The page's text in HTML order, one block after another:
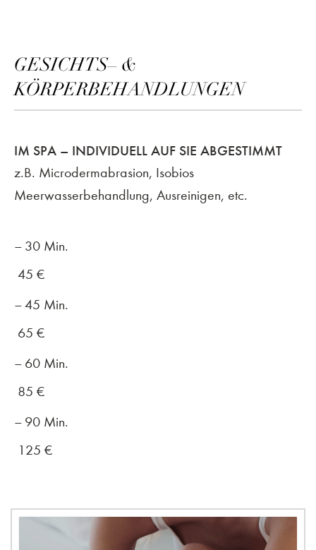
GESICHTS– &
KÖRPERBEHANDLUNGEN
IM SPA – INDIVIDUELL AUF SIE ABGESTIMMT
z.B. Microdermabrasion, Isobios
Meerwasserbehandlung, Ausreinigen, etc.
30 Min.
45 €
45 Min.
65 €
60 Min.
85 €
90 Min.
125 €